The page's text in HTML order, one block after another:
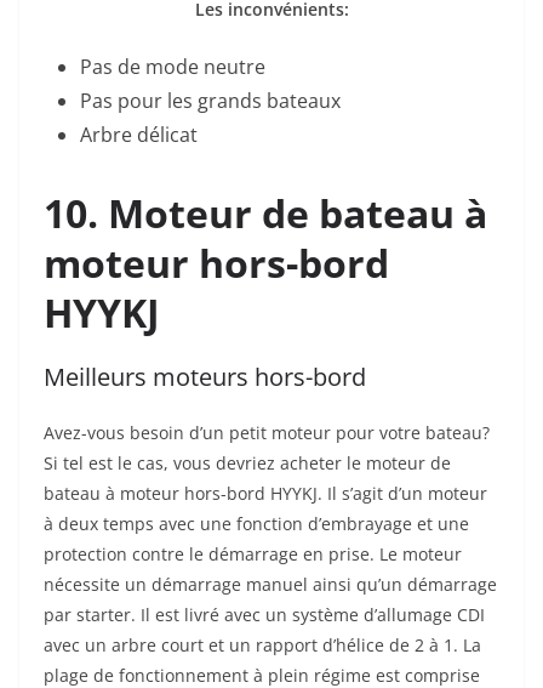
Les inconvénients:
Pas de mode neutre
Pas pour les grands bateaux
Arbre délicat
10. Moteur de bateau à
moteur hors-bord
HYYKJ
Meilleurs moteurs hors-bord
Avez-vous besoin d’un petit moteur pour votre bateau?
Si tel est le cas, vous devriez acheter le moteur de
bateau à moteur hors-bord HYYKJ. Il s’agit d’un moteur
à deux temps avec une fonction d’embrayage et une
protection contre le démarrage en prise. Le moteur
nécessite un démarrage manuel ainsi qu’un démarrage
par starter. Il est livré avec un système d’allumage CDI
avec un arbre court et un rapport d’hélice de 2 à 1. La
plage de fonctionnement à plein régime est comprise